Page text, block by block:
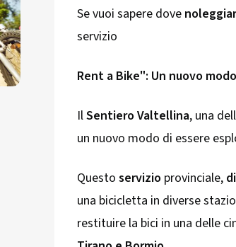
Se vuoi sapere dove
servizio
Rent a Bike": Un nuovo
IlSentiero Valtellina, una
un nuovo modo di essere
Questoservizio provinciale,
una bicicletta in diverse
restituire la bici in una delle